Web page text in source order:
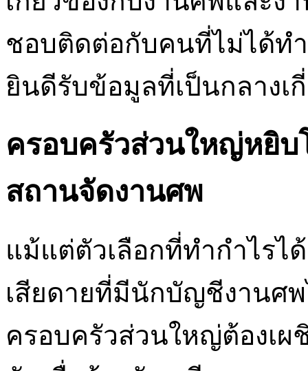
ชอบติดต่อกับคนที่ไม่ได้ท
ยินดีรับข้อมูลที่เป็นกลางเ
ครอบครัวส่วนใหญ่หยิ
สถานจัดงานศพ
แม้แต่ตัวเลือกที่ทำกำไรไ
เสียดายที่มีนักบัญชีงานศพ
ครอบครัวส่วนใหญ่ต้องเ